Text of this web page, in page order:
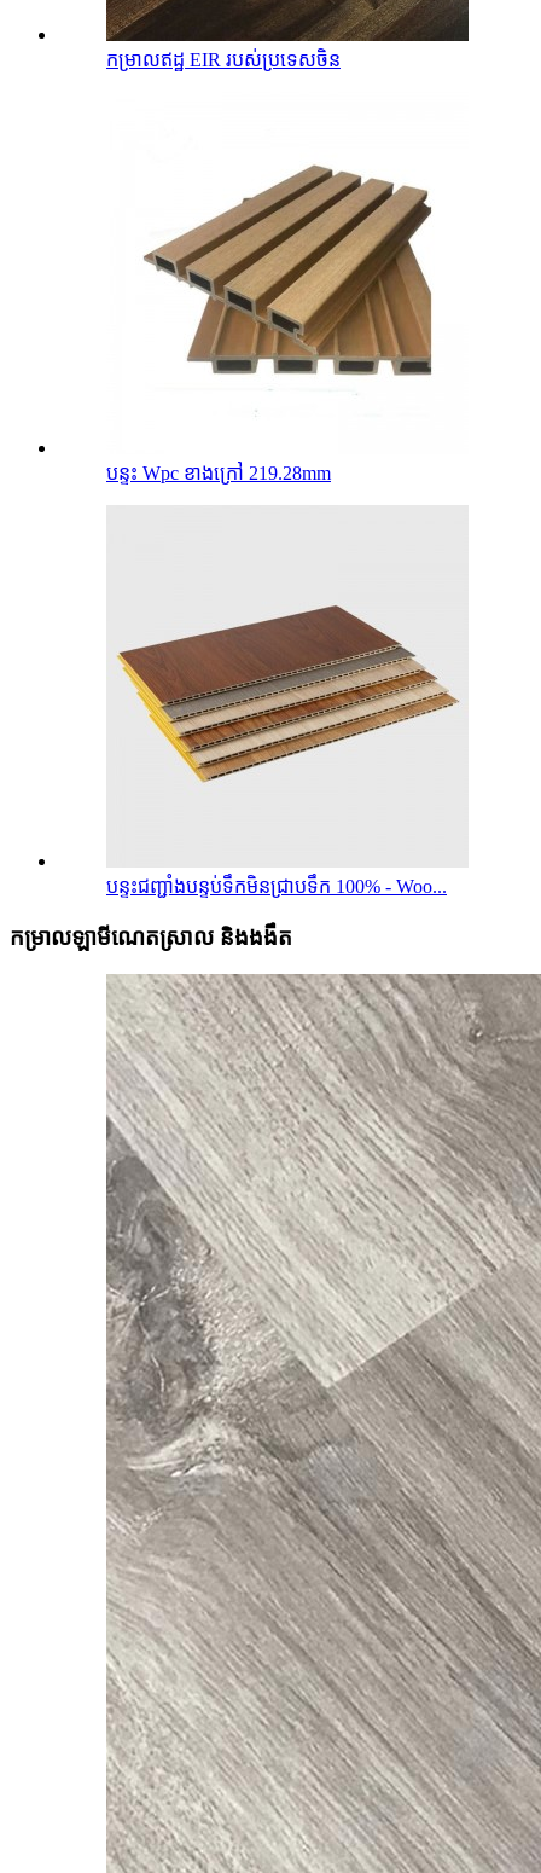
កម្រាលឥដ្ឋ EIR របស់ប្រទេសចិន
បន្ទះ Wpc ខាងក្រៅ 219.28mm
បន្ទះជញ្ជាំងបន្ទប់ទឹកមិនជ្រាបទឹក 100% - Woo...
កម្រាលឡាមីណេតស្រាល និងងងឹត